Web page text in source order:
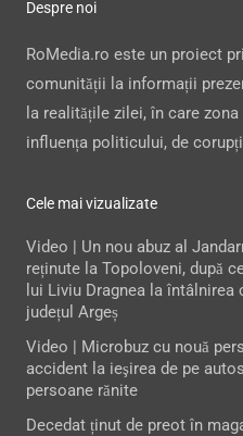
Despre noi
RoMedia.ro este un proiect
comunității la informații
la realitățile zilei, în care
influența politicului, de
Cele mai vizualizate
Video | Un nou abuz al
reținute la Topoloveni, după
lui Liviu Dragnea la
județul Argeș
Video | Microbuz cu nouă
accident la ieşirea de pe
persoane rănite
Decedat ținut de preot în